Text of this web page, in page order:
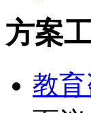
方案
教